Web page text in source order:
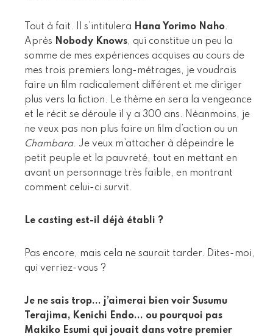
Tout à fait. Il s’intitulera Hana Yorimo Naho.
Après Nobody Knows, qui constitue un peu la
somme de mes expériences acquises au cours de
mes trois premiers long-métrages, je voudrais
faire un film radicalement différent et me diriger
plus vers la fiction. Le thème en sera la vengeance
et le récit se déroule il y a 300 ans. Néanmoins, je
ne veux pas non plus faire un film d’action ou un
Chambara. Je veux m’attacher à dépeindre le
petit peuple et la pauvreté, tout en mettant en
avant un personnage très faible, en montrant
comment celui-ci survit.
Le casting est-il déjà établi ?
Pas encore, mais cela ne saurait tarder. Dites-moi,
qui verriez-vous ?
Je ne sais trop... j’aimerai bien voir Susumu
Terajima, Kenichi Endo... ou pourquoi pas
Makiko Esumi qui jouait dans votre premier